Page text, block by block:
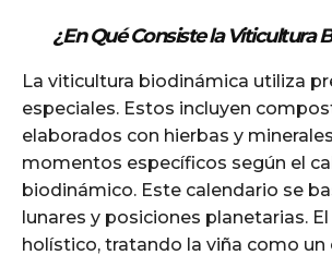
¿En Qué Consiste la Viticultura
La viticultura biodinámica utiliza
especiales. Estos incluyen
elaborados con hierbas y
momentos específicos según el
biodinámico. Este calendario se
lunares y posiciones planetarias.
holístico, tratando la viña como